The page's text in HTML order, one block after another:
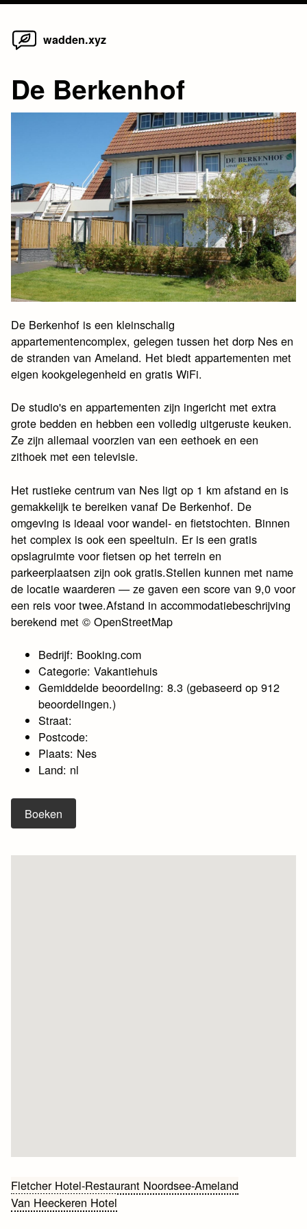
Skip
wadden.xyz
De Berkenhof
De Berkenhof is een kleinschalig
appartementencomplex, gelegen tussen het dorp Nes en
de stranden van Ameland. Het biedt appartementen met
eigen kookgelegenheid en gratis WiFi.
De studio's en appartementen zijn ingericht met extra
grote bedden en hebben een volledig uitgeruste keuken.
Ze zijn allemaal voorzien van een eethoek en een
zithoek met een televisie.
Het rustieke centrum van Nes ligt op 1 km afstand en is
gemakkelijk te bereiken vanaf De Berkenhof. De
omgeving is ideaal voor wandel- en fietstochten. Binnen
het complex is ook een speeltuin. Er is een gratis
opslagruimte voor fietsen op het terrein en
parkeerplaatsen zijn ook gratis.Stellen kunnen met name
de locatie waarderen — ze gaven een score van 9,0 voor
een reis voor twee.Afstand in accommodatiebeschrijving
berekend met © OpenStreetMap
Bedrijf: Booking.com
Categorie: Vakantiehuis
Gemiddelde beoordeling: 8.3 (gebaseerd op 912
beoordelingen.)
Straat:
Postcode:
Plaats: Nes
Land: nl
Boeken
Bericht
navigatie
Fletcher Hotel-Restaurant Noordsee-Ameland
Van Heeckeren Hotel